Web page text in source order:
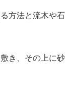
方法と流木や石
き、その上に砂